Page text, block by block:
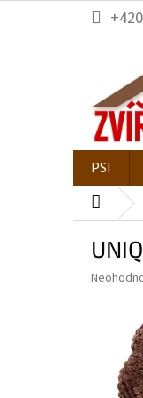
obsah
PSI
Domů
Průměrné